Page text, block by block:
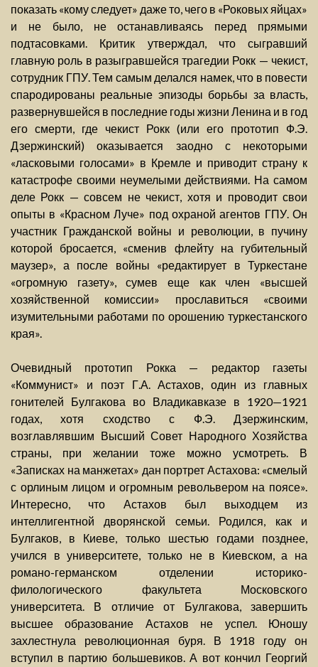
показать «кому следует» даже то, чего в «Роковых яйцах»
и не было, не останавливаясь перед прямыми
подтасовками. Критик утверждал, что сыгравший
главную роль в разыгравшейся трагедии Рокк — чекист,
сотрудник ГПУ. Тем самым делался намек, что в повести
спародированы реальные эпизоды борьбы за власть,
развернувшейся в последние годы жизни Ленина и в год
его смерти, где чекист Рокк (или его прототип Ф.Э.
Дзержинский) оказывается заодно с некоторыми
«ласковыми голосами» в Кремле и приводит страну к
катастрофе своими неумелыми действиями. На самом
деле Рокк — совсем не чекист, хотя и проводит свои
опыты в «Красном Луче» под охраной агентов ГПУ. Он
участник Гражданской войны и революции, в пучину
которой бросается, «сменив флейту на губительный
маузер», а после войны «редактирует в Туркестане
«огромную газету», сумев еще как член «высшей
хозяйственной комиссии» прославиться «своими
изумительными работами по орошению туркестанского
края».
Очевидный прототип Рокка — редактор газеты
«Коммунист» и поэт Г.А. Астахов, один из главных
гонителей Булгакова во Владикавказе в 1920—1921
годах, хотя сходство с Ф.Э. Дзержинским,
возглавлявшим Высший Совет Народного Хозяйства
страны, при желании тоже можно усмотреть. В
«Записках на манжетах» дан портрет Астахова: «смелый
с орлиным лицом и огромным револьвером на поясе».
Интересно, что Астахов был выходцем из
интеллигентной дворянской семьи. Родился, как и
Булгаков, в Киеве, только шестью годами позднее,
учился в университете, только не в Киевском, а на
романо-германском отделении историко-
филологического факультета Московского
университета. В отличие от Булгакова, завершить
высшее образование Астахов не успел. Юношу
захлестнула революционная буря. В 1918 году он
вступил в партию большевиков. А вот кончил Георгий